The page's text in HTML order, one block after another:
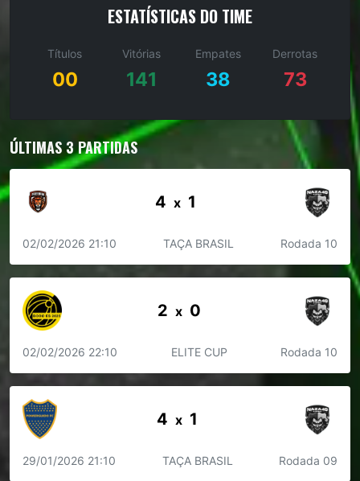
ESTATÍSTICAS DO TIME
Títulos
00
Vitórias
141
Empates
38
Derrotas
73
ÚLTIMAS 3 PARTIDAS
4 x 1
02/02/2026 21:10 TAÇA BRASIL Rodada 10
2 x 0
02/02/2026 22:10 ELITE CUP Rodada 10
4 x 1
29/01/2026 21:10 TAÇA BRASIL Rodada 09